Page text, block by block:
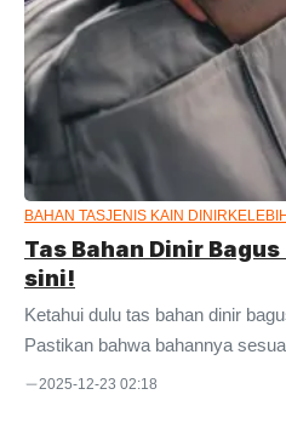
yang tidak terlalu memikirkan
Anda ingin tahu lebih banyak
simak ulasan ini sampai akhir.
dalam artikel ini. Bahan ...
BAHAN TASJENIS KAIN DINIR
Tas Bahan Dinir
sini!
Ketahui dulu tas bahan dinir
Pastikan bahwa bahannya
Anda butuhkan. Dinir pada
2025-12-23 02:18